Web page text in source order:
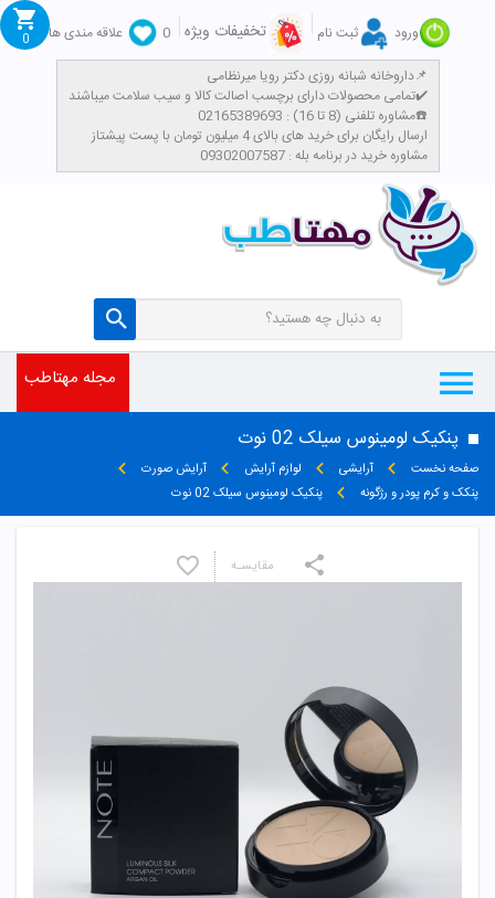
ورود ثبت نام تخفیفات ویژه 0
علاقه مندی ها
داروخانه شبانه روزی دکتر رویا میرنظامی📌
تمامی محصولات دارای برچسب اصالت کالا و سیب سلامت میباشند✔️
مشاوره تلفنی (8 تا 16) : 02165389693☎️
​ارسال رایگان برای خرید های بالای 4 میلیون تومان با پست پیشتاز
مشاوره خرید در برنامه بله : 09302007587
0
مجله مهتاطب
پنکیک لومینوس سیلک 02 نوت
صفحه نخست آرایشی لوازم آرایش
آرایش صورت
پنکک و کرم پودر و رژگونه
پنکیک لومینوس سیلک 02 نوت
مقایسـه